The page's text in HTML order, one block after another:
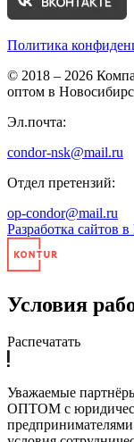
Политика
© 2018 – 2026
оптом в
Эл.почта:
condor-nsk@mail.ru
Отдел претензий:
op-condor@mail.ru
Разработка сайтов
Условия
Распечатать
Уважаемые
ОПТОМ с